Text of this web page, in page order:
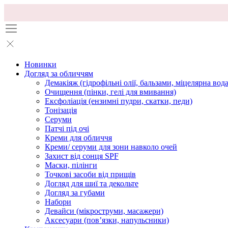
Новинки
Догляд за обличчям
Демакіяж (гідрофільні олії, бальзами, міцелярна
Очищення (пінки, гелі для вмивання)
Ексфоліація (ензимні пудри, скатки, педи)
Тонізація
Серуми
Патчі під очі
Креми для обличчя
Креми/ серуми для зони навколо очей
Захист від сонця SPF
Маски, пілінги
Точкові засоби від прищів
Догляд для шиї та декольте
Догляд за губами
Набори
Девайси (мікроструми, масажери)
Аксесуари (повʼязки, напульсники)